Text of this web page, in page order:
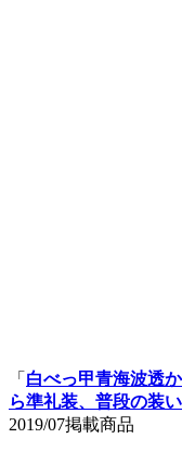
「 白べっ甲青海波透
ら準礼装、普段の装
2019/07掲載商品